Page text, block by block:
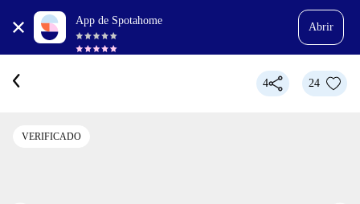
App de Spotahome
Abrir
4 24
VERIFICADO